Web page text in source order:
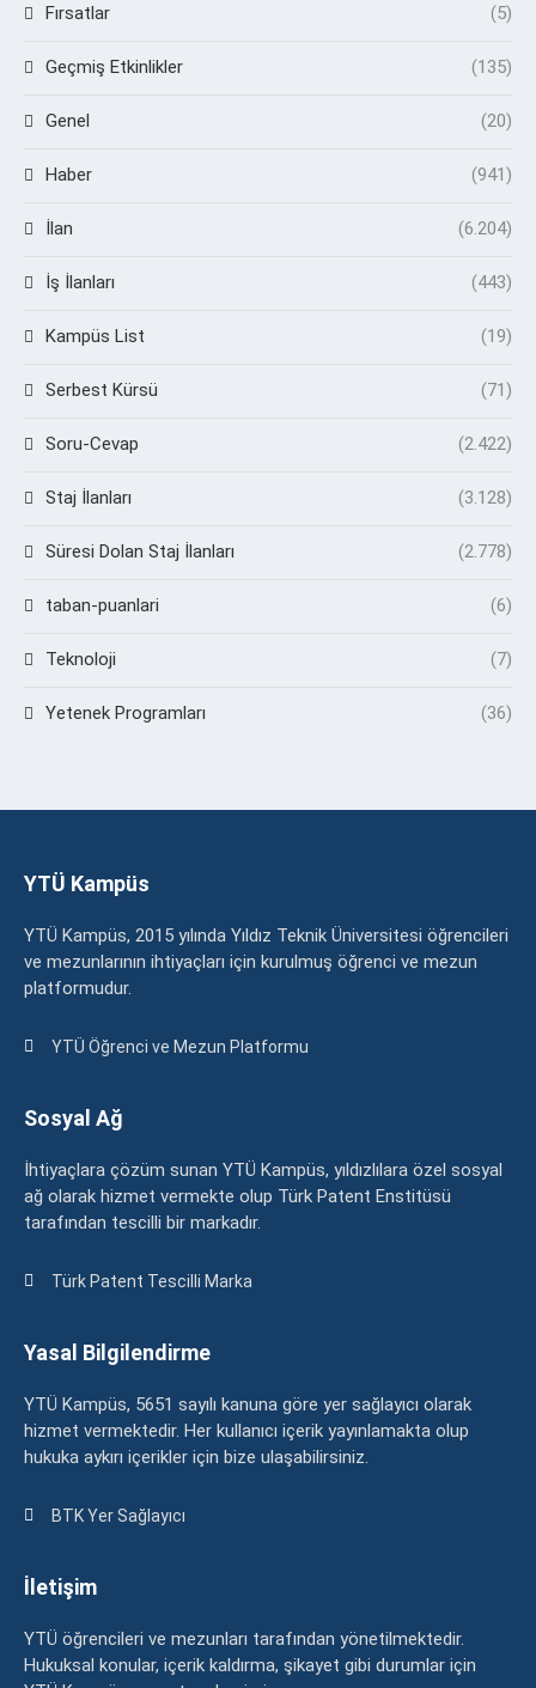
Fırsatlar (5)
Geçmiş Etkinlikler (135)
Genel (20)
Haber (941)
İlan (6.204)
İş İlanları (443)
Kampüs List (19)
Serbest Kürsü (71)
Soru-Cevap (2.422)
Staj İlanları (3.128)
Süresi Dolan Staj İlanları (2.778)
taban-puanlari (6)
Teknoloji (7)
Yetenek Programları (36)
YTÜ Kampüs
YTÜ Kampüs, 2015 yılında Yıldız Teknik Üniversitesi öğrencileri
ve mezunlarının ihtiyaçları için kurulmuş öğrenci ve mezun
platformudur.
YTÜ Öğrenci ve Mezun Platformu
Sosyal Ağ
İhtiyaçlara çözüm sunan YTÜ Kampüs, yıldızlılara özel sosyal
ağ olarak hizmet vermekte olup Türk Patent Enstitüsü
tarafından tescilli bir markadır.
Türk Patent Tescilli Marka
Yasal Bilgilendirme
YTÜ Kampüs, 5651 sayılı kanuna göre yer sağlayıcı olarak
hizmet vermektedir. Her kullanıcı içerik yayınlamakta olup
hukuka aykırı içerikler için bize ulaşabilirsiniz.
BTK Yer Sağlayıcı
İletişim
YTÜ öğrencileri ve mezunları tarafından yönetilmektedir.
Hukuksal konular, içerik kaldırma, şikayet gibi durumlar için